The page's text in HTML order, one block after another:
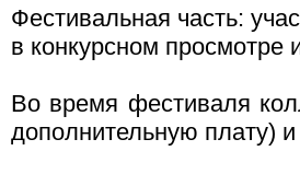
Фестивальная часть:
в конкурсном просмотре
Во время фестиваля
дополнительную плату)